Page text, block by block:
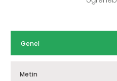
Genel
Metin